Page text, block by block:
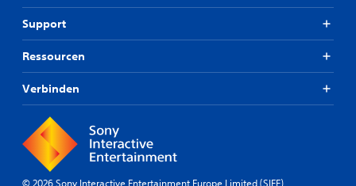
Support
Ressourcen
Verbinden
© 2026 Sony Interactive Entertainment Europe Limited (SIEE)